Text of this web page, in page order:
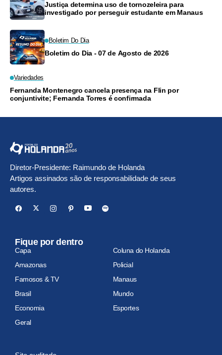
Justiça determina uso de tornozeleira para
investigado por perseguir estudante em Manaus
Boletim Do Dia
Boletim do Dia - 07 de Agosto de 2026
Variedades
Fernanda Montenegro cancela presença na Flin por
conjuntivite; Fernanda Torres é confirmada
Diretor-Presidente: Raimundo de Holanda
Artigos assinados são de responsabilidade de seus
autores.
Fique por dentro
Capa
Coluna do Holanda
Amazonas
Policial
Famosos & TV
Manaus
Brasil
Mundo
Economia
Esportes
Geral